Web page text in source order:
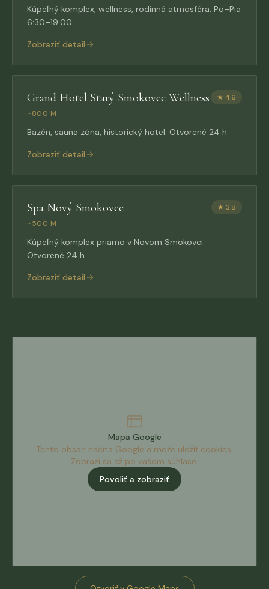
Kúpeľný komplex, wellness, rodinná atmosféra. Po–Pia
6:30–19:00.
Zobraziť detail
Grand Hotel Starý Smokovec Wellness ★ 4.6
~800 M
Bazén, sauna zóna, historický hotel. Otvorené 24 h.
Zobraziť detail
Spa Nový Smokovec ★ 3.8
~500 M
Kúpeľný komplex priamo v Novom Smokovci.
Otvorené 24 h.
Zobraziť detail
Mapa Google
Tento obsah načíta Google a môže uložiť cookies.
Zobrazí sa až po vašom súhlase.
Povoliť a zobraziť